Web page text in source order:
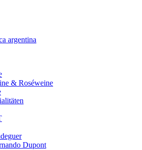
& Roséweine
Dupont